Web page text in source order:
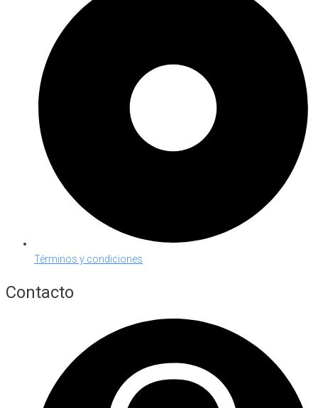
Términos y condiciones
Contacto